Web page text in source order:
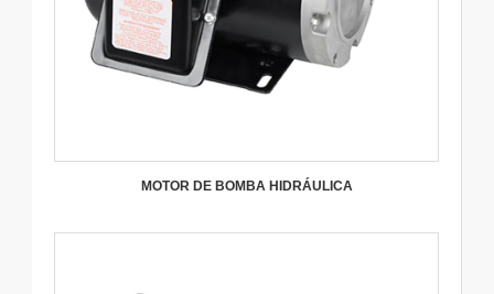
MOTOR DE BOMBA HIDRÁULICA